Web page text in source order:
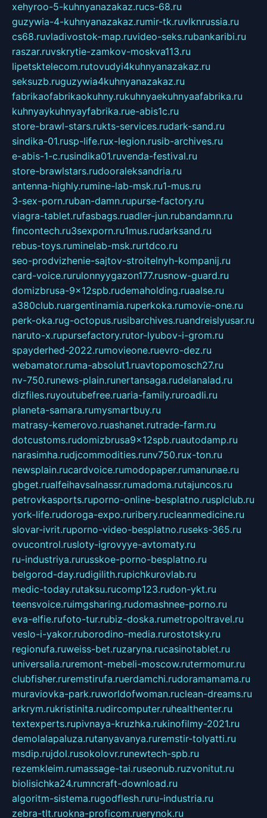
xehyroo-5-kuhnyanazakaz.rucs-68.ru
guzywia-4-kuhnyanazakaz.rumir-tk.ruvlknrussia.ru
cs68.ruvladivostok-map.ruvideo-seks.rubankaribi.ru
raszar.ruvskrytie-zamkov-moskva113.ru
lipetsktelecom.rutovudyi4kuhnyanazakaz.ru
seksuzb.ruguzywia4kuhnyanazakaz.ru
fabrikaofabrikaokuhny.rukuhnyaekuhnyaafabrika.ru
kuhnyaykuhnyayfabrika.rue-abis1c.ru
store-brawl-stars.rukts-services.rudark-sand.ru
sindika-01.rusp-life.rux-legion.rusib-archives.ru
e-abis-1-c.rusindika01.ruvenda-festival.ru
store-brawlstars.rudooraleksandria.ru
antenna-highly.rumine-lab-msk.ru1-mus.ru
3-sex-porn.ruban-damn.rupurse-factory.ru
viagra-tablet.rufasbags.ruadler-jun.rubandamn.ru
fincontech.ru3sexporn.ru1mus.rudarksand.ru
rebus-toys.ruminelab-msk.rurtdco.ru
seo-prodvizhenie-sajtov-stroitelnyh-kompanij.ru
card-voice.rurulonnyygazon177.rusnow-guard.ru
domizbrusa-9x12spb.rudemaholding.ruaalse.ru
a380club.ruargentinamia.ruperkoka.rumovie-one.ru
perk-oka.rug-octopus.rusibarchives.ruandreislyusar.ru
naruto-x.rupursefactory.rutor-lyubov-i-grom.ru
spayderhed-2022.rumovieone.ruevro-dez.ru
webamator.ruma-absolut1.ruavtopomosch27.ru
nv-750.runews-plain.runertansaga.rudelanalad.ru
dizfiles.ruyoutubefree.ruaria-family.ruroadli.ru
planeta-samara.rumysmartbuy.ru
matrasy-kemerovo.ruashanet.rutrade-farm.ru
dotcustoms.rudomizbrusa9x12spb.ruautodamp.ru
narasimha.rudjcommodities.runv750.rux-ton.ru
newsplain.rucardvoice.rumodopaper.rumanunae.ru
gbget.rualfeihavsalnassr.rumadoma.rutajuncos.ru
petrovkasports.ruporno-online-besplatno.rusplclub.ru
york-life.rudoroga-expo.ruribery.rucleanmedicine.ru
slovar-ivrit.ruporno-video-besplatno.ruseks-365.ru
ovucontrol.rusloty-igrovyye-avtomaty.ru
ru-industriya.rurusskoe-porno-besplatno.ru
belgorod-day.rudigilith.rupichkurovlab.ru
medic-today.rutaksu.rucomp123.rudon-ykt.ru
teensvoice.ruimgsharing.rudomashnee-porno.ru
eva-elfie.rufoto-tur.rubiz-doska.rumetropoltravel.ru
veslo-i-yakor.ruborodino-media.rurostotsky.ru
regionufa.ruweiss-bet.ruzaryna.rucasinotablet.ru
universalia.ruremont-mebeli-moscow.rutermomur.ru
clubfisher.ruremstirufa.ruerdamchi.rudoramamama.ru
muraviovka-park.ruworldofwoman.ruclean-dreams.ru
arkrym.rukristinita.rudircomputer.ruhealthenter.ru
textexperts.rupivnaya-kruzhka.rukinofilmy-2021.ru
demolalapaluza.rutanyavanya.ruremstir-tolyatti.ru
msdip.rujdol.rusokolovr.runewtech-spb.ru
rezemkleim.rumassage-tai.ruseonub.ruzvonitut.ru
biolisichka24.rumncraft-download.ru
algoritm-sistema.rugodflesh.ruru-industria.ru
zebra-tlt.ruokna-proficom.ruerynok.ru